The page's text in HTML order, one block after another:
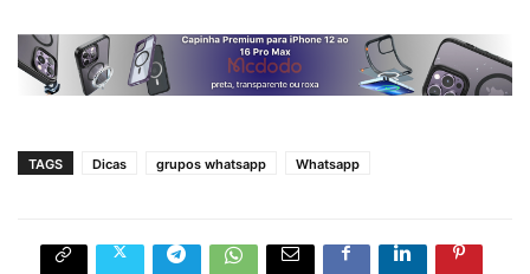
TAGS Dicas grupos whatsapp Whatsapp